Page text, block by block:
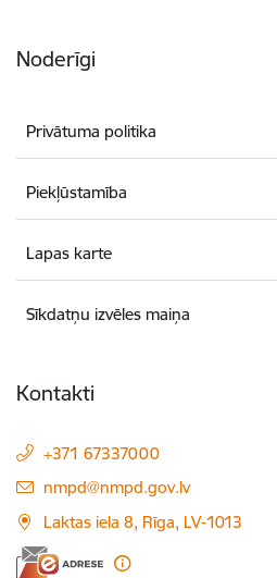
Noderīgi
Privātuma politika
Piekļūstamība
Lapas karte
Sīkdatņu izvēles maiņa
Kontakti
+371 67337000
E-pasts:
nmpd@nmpd.gov.lv
Laktas iela 8, Rīga, LV-1013